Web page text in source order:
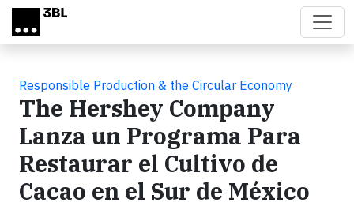
Skip to main content
Responsible Production & the Circular Economy
The Hershey Company
Lanza un Programa Para
Restaurar el Cultivo de
Cacao en el Sur de México